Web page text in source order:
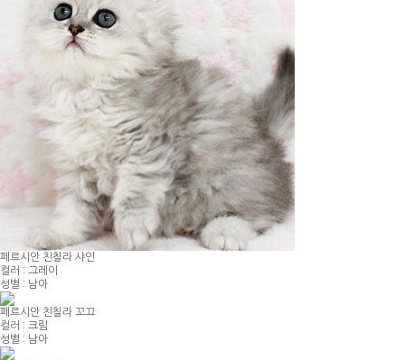
페르시안 친칠라 샤인
컬러 : 그레이
성별 : 남아
페르시안 친칠라 꼬끄
컬러 : 크림
성별 : 남아